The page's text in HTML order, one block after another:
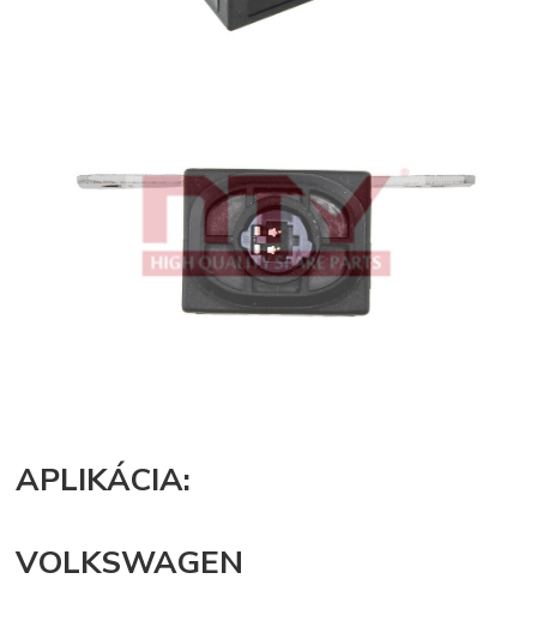
APLIKÁCIA:
VOLKSWAGEN